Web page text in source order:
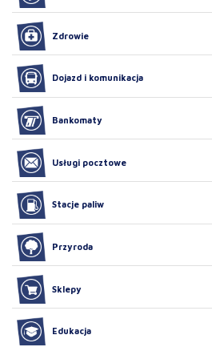
Zdrowie
Dojazd i komunikacja
Bankomaty
Usługi pocztowe
Stacje paliw
Przyroda
Sklepy
Edukacja